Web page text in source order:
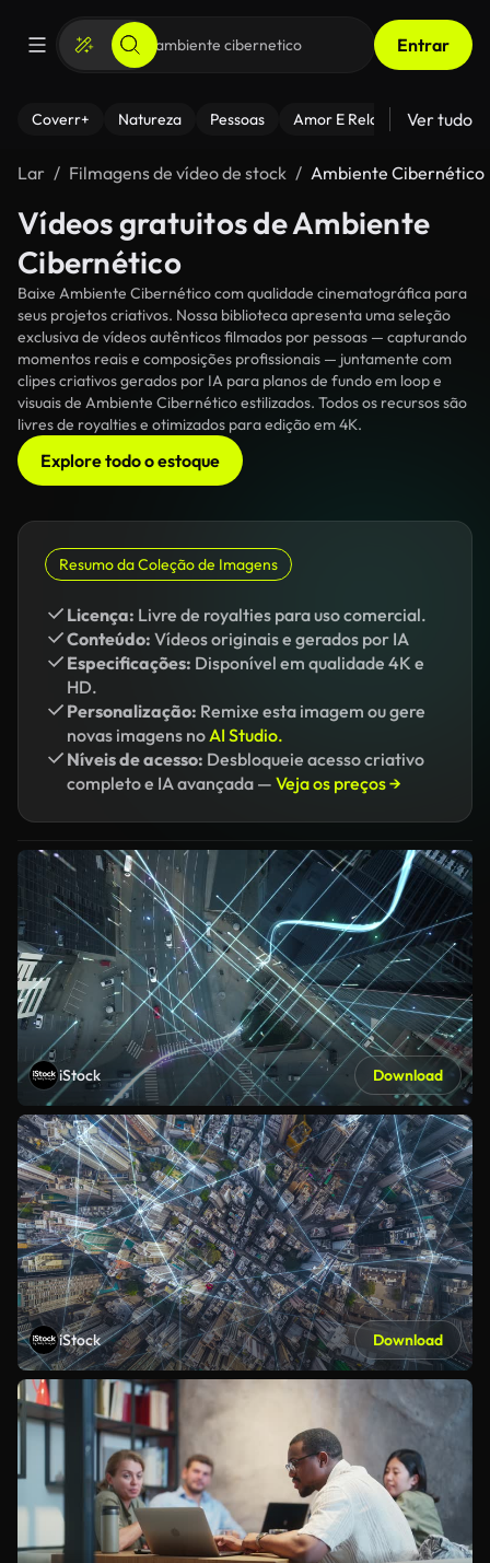
Entrar
Coverr+ Natureza Pessoas Amor E Relacionamentos
Ver tudo
Lar Filmagens de vídeo de stock Ambiente Cibernético
Vídeos gratuitos de Ambiente
Cibernético
Baixe Ambiente Cibernético com qualidade cinematográfica para
seus projetos criativos. Nossa biblioteca apresenta uma seleção
exclusiva de vídeos autênticos filmados por pessoas — capturando
momentos reais e composições profissionais — juntamente com
clipes criativos gerados por IA para planos de fundo em loop e
visuais de Ambiente Cibernético estilizados. Todos os recursos são
livres de royalties e otimizados para edição em 4K.
Explore todo o estoque
Resumo da Coleção de Imagens
Licença: Livre de royalties para uso comercial.
Conteúdo: Vídeos originais e gerados por IA
Especificações: Disponível em qualidade 4K e
HD.
Personalização: Remixe esta imagem ou gere
novas imagens noAI Studio.
Níveis de acesso: Desbloqueie acesso criativo
completo e IA avançada — Veja os preços →
iStock Download
iStock Download